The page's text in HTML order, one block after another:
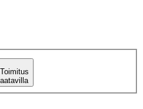
Toimitus